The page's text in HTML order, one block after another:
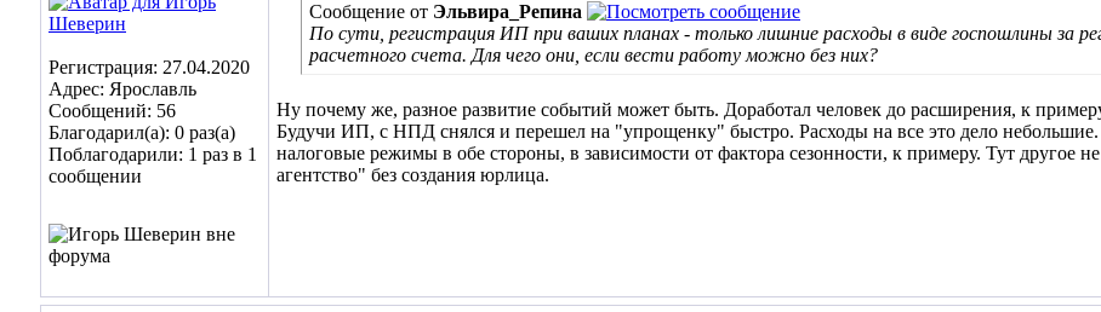
Регистрация: 27.04.2020
Адрес: Ярославль
Сообщений: 56
Благодарил(а): 0 раз(а)
Поблагодарили: 1 раз в 1
сообщении
Сообщение от Эльвира_Репина
По сути, регистрация ИП при ваших планах - только лишние расходы в виде госпошлины за
расчетного счета. Для чего они, если вести работу можно без них?
Ну почему же, разное развитие событий может быть. Доработал человек до расширения, к
Будучи ИП, с НПД снялся и перешел на "упрощенку" быстро. Расходы на все это дело небольшие.
налоговые режимы в обе стороны, в зависимости от фактора сезонности, к примеру. Тут другое
агентство" без создания юрлица.